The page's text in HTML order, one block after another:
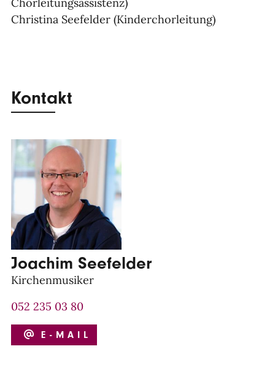
Chorleitungsassistenz)
Christina Seefelder (Kinderchorleitung)
Kontakt
Joachim Seefelder
Kirchenmusiker
052 235 03 80
E-MAIL